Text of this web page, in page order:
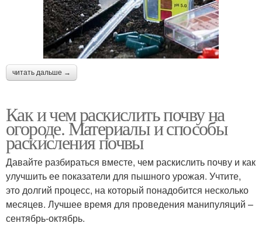
читать дальше →
Как и чем раскислить почву на
огороде. Материалы и способы
раскисления почвы
Давайте разбираться вместе, чем раскислить почву и как
улучшить ее показатели для пышного урожая. Учтите,
это долгий процесс, на который понадобится несколько
месяцев. Лучшее время для проведения манипуляций –
сентябрь-октябрь.